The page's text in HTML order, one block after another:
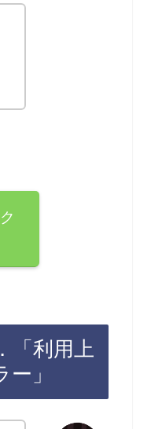
「利用上
」